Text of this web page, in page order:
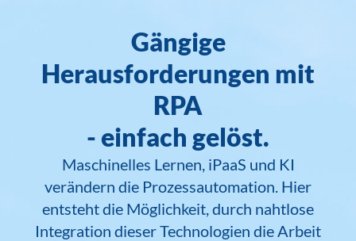
Gängige
Herausforderungen mit
RPA
- einfach gelöst.
Maschinelles Lernen, iPaaS und KI
verändern die Prozessautomation. Hier
entsteht die Möglichkeit, durch nahtlose
Integration dieser Technologien die Arbeit